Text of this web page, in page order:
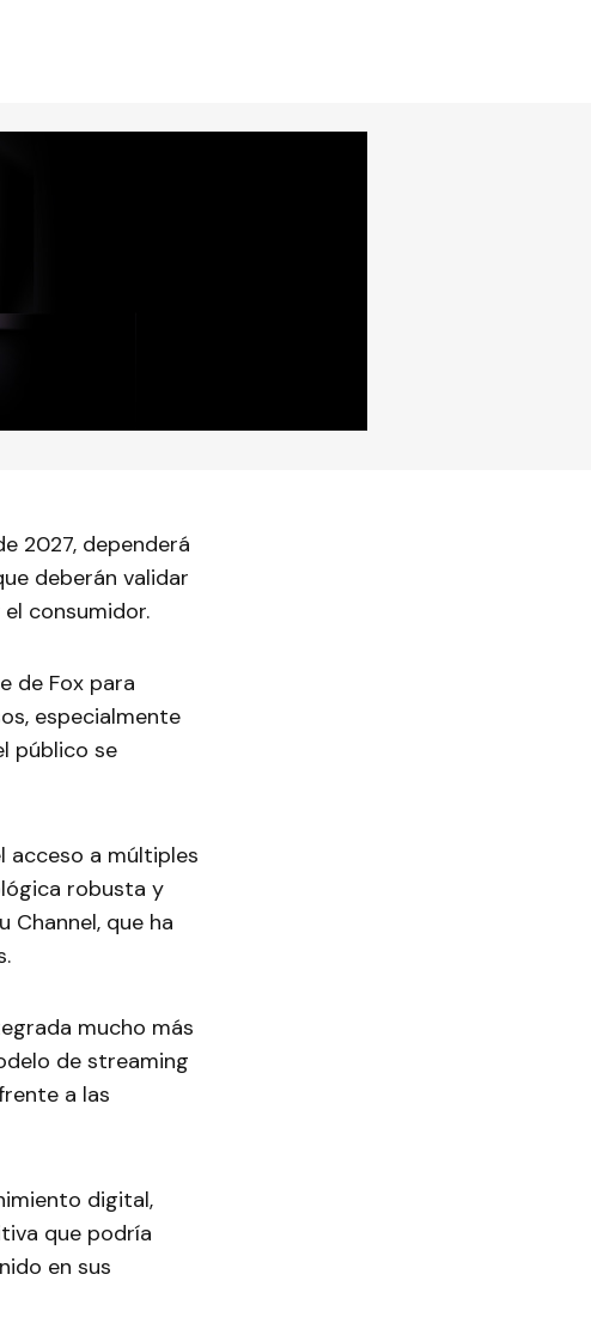
2027, dependerá
deberán validar
consumidor.
de Fox para
especialmente
público se
acceso a múltiples
robusta y
Channel, que ha
mucho más
de streaming
a las
digital,
que podría
en sus